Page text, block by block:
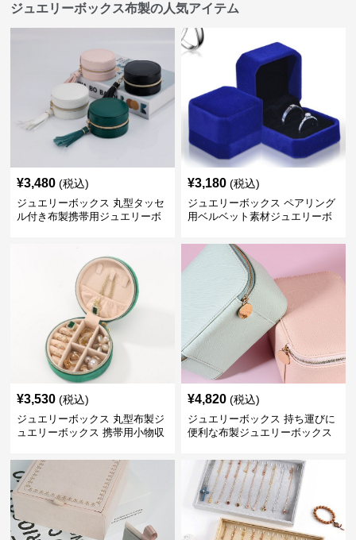
ジュエリーボックス布製の人気アイテム
¥3,480 (税込)
ジュエリーボックス 丸型タッセ
ル付き布製携帯用ジュエリーボ
¥3,180 (税込)
ジュエリーボックス ペアリング
用ベルベット素材ジュエリーボ
¥3,530 (税込)
ジュエリーボックス 丸型布製ジ
ュエリーボックス 携帯用小物収
¥4,820 (税込)
ジュエリーボックス 持ち運びに
便利な布製ジュエリーボックス